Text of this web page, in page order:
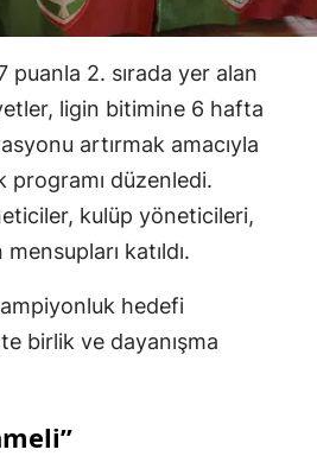
puanla 2. sırada yer alan
ligin bitimine 6 hafta
artırmak amacıyla
programı düzenledi.
kulüp yöneticileri,
katıldı.
hedefi
birlik ve dayanışma